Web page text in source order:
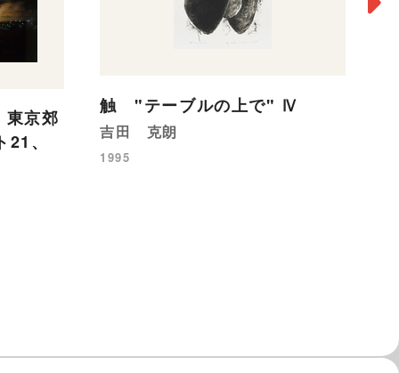
東京郊
、
触 "テーブルの上で" Ⅳ
吉田 克朗
1995